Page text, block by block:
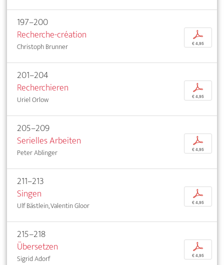
197–200
Recherche-création
Christoph Brunner
p
€ 4,95
201–204
Recherchieren
Uriel Orlow
p
€ 4,95
205–209
Serielles Arbeiten
Peter Ablinger
p
€ 4,95
211–213
Singen
Ulf Bästlein, Valentin Gloor
p
€ 4,95
215–218
Übersetzen
Sigrid Adorf
p
€ 4,95